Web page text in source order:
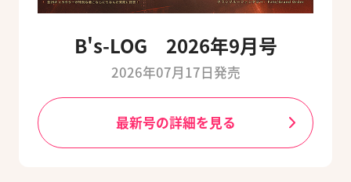
B's-LOG 2026年9月号
2026年07月17日発売
最新号の詳細を見る